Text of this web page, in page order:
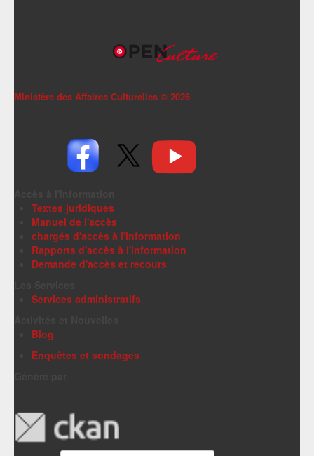
Ministère des Affaires Culturelles © 2026
Textes juridiques
Manuel de l'accès
chargés d'accès à l'information
Rapports d'accès à l'information
Demande d'accès et recours
Services administratifs
Blog
Enquêtes et sondages